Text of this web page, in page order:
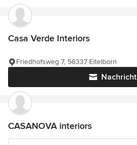
Casa Verde Interiors
Nachricht
Friedhofsweg 7, 56337 Eitelborn
CASANOVA interiors